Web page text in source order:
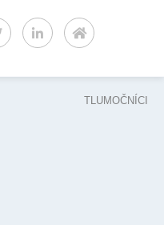
TLUMOČNÍCI